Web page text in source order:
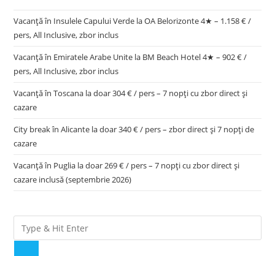
Vacanță în Insulele Capului Verde la OA Belorizonte 4★ – 1.158 € /
pers, All Inclusive, zbor inclus
Vacanță în Emiratele Arabe Unite la BM Beach Hotel 4★ – 902 € /
pers, All Inclusive, zbor inclus
Vacanță în Toscana la doar 304 € / pers – 7 nopți cu zbor direct și
cazare
City break în Alicante la doar 340 € / pers – zbor direct și 7 nopți de
cazare
Vacanță în Puglia la doar 269 € / pers – 7 nopți cu zbor direct și
cazare inclusă (septembrie 2026)